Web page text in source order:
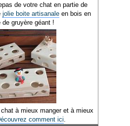
de votre chat en partie de
jolie boite artisanale en bois en
de gruyère géant !
à mieux manger et à mieux
comment ici